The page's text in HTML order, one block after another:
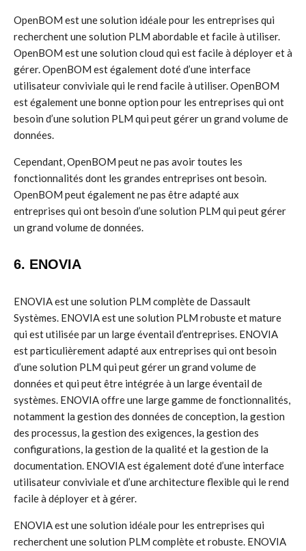
OpenBOM est une solution idéale pour les entreprises qui
recherchent une solution PLM abordable et facile à utiliser.
OpenBOM est une solution cloud qui est facile à déployer et à
gérer. OpenBOM est également doté d’une interface
utilisateur conviviale qui le rend facile à utiliser. OpenBOM
est également une bonne option pour les entreprises qui ont
besoin d’une solution PLM qui peut gérer un grand volume de
données.
Cependant, OpenBOM peut ne pas avoir toutes les
fonctionnalités dont les grandes entreprises ont besoin.
OpenBOM peut également ne pas être adapté aux
entreprises qui ont besoin d’une solution PLM qui peut gérer
un grand volume de données.
6. ENOVIA
ENOVIA est une solution PLM complète de Dassault
Systèmes. ENOVIA est une solution PLM robuste et mature
qui est utilisée par un large éventail d’entreprises. ENOVIA
est particulièrement adapté aux entreprises qui ont besoin
d’une solution PLM qui peut gérer un grand volume de
données et qui peut être intégrée à un large éventail de
systèmes. ENOVIA offre une large gamme de fonctionnalités,
notamment la gestion des données de conception, la gestion
des processus, la gestion des exigences, la gestion des
configurations, la gestion de la qualité et la gestion de la
documentation. ENOVIA est également doté d’une interface
utilisateur conviviale et d’une architecture flexible qui le rend
facile à déployer et à gérer.
ENOVIA est une solution idéale pour les entreprises qui
recherchent une solution PLM complète et robuste. ENOVIA